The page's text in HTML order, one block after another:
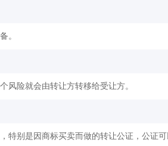
。
风险就会由转让方转移给受让方。
特别是因商标买卖而做的转让公证，公证